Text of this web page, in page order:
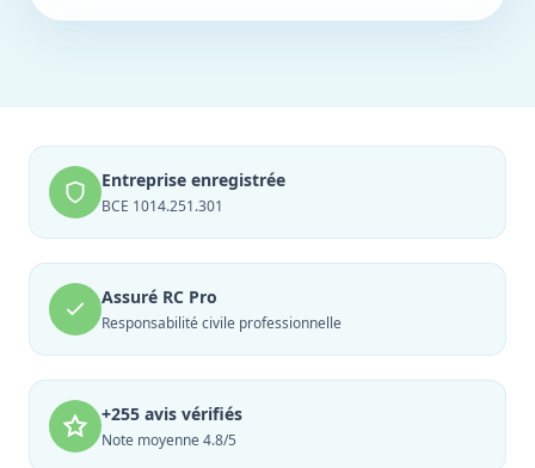
Entreprise enregistrée
BCE 1014.251.301
Assuré RC Pro
Responsabilité civile professionnelle
+255 avis vérifiés
Note moyenne 4.8/5